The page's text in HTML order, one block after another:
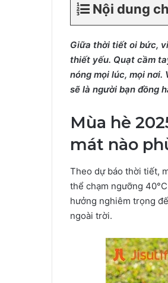
Nội dung
Giữa thời tiết oi bức,
thiết yếu. Quạt cầm
nóng mọi lúc, mọi nơi.
sẽ là người bạn đồng
Mùa hè
mát nào
Theo dự báo thời tiết,
thể chạm ngưỡng
hưởng nghiêm trọng
ngoài trời.